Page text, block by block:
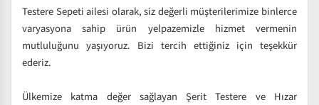
Testere Sepeti ailesi olarak, siz değerli müşterilerimize binlerce
varyasyona sahip ürün yelpazemizle hizmet vermenin
mutluluğunu yaşıyoruz. Bizi tercih ettiğiniz için teşekkür
ederiz.
Ülkemize katma değer sağlayan Şerit Testere ve Hızar